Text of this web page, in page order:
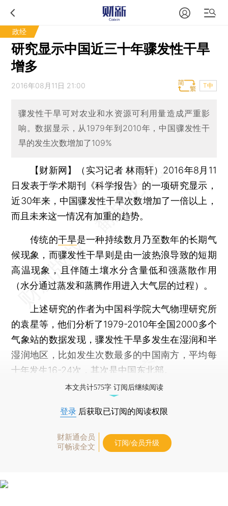
政经
研究显示中国近三十年骤发性干旱
增多
2016年08月11日 21:00 T中
骤发性干旱可对农业和水资源可利用量造成严重影
响。数据显示，从1979年到2010年，中国骤发性干
旱的发生次数增加了109%
【财新网】（实习记者 林雨轩） 2016年8月11
日发表于学术期刊《科学报告》的一项研究显示，
近30年来，中国骤发性干旱次数增加了一倍以上，
而且未来这一情况有加重的趋势。
传统的干旱是一种持续数月乃至数年的长期气
候现象，而骤发性干旱则是由一波热浪导致的短期
高温现象，且伴随土壤水分含量低和强蒸散作用
（水分通过蒸发和蒸腾作用进入大气层的过程）。
上述研究的作者为中国科学院大气物理研究所
的袁星等，他们分析了1979-2010年全国2000多个
气象站的数据发现，骤发性干旱多发生在湿润和半
湿润地区，比如发生次数最多的中国南方，平均每
十年发生16-24次，其次是中国东北部。
本文共计575字 订阅后继续阅读
登录 后获取已订阅的阅读权限
财新通会员
可畅读全文
订阅/会员升级